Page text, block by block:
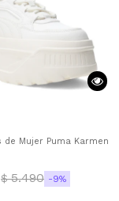
Negro - Dorado
de Mujer Puma Karmen
$ 5.490 9